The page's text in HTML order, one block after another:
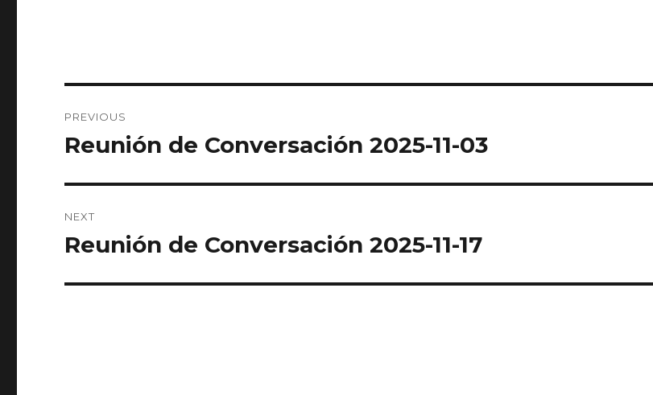
navigation
PREVIOUS
Previous
Reunión de Conversación 2025-11-03
NEXT
Next
Reunión de Conversación 2025-11-17